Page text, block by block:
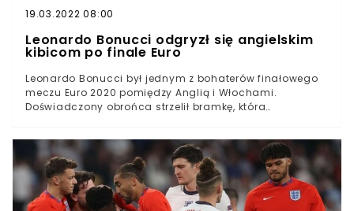
reprezentacji Włoch.
19.03.2022 08:00
Leonardo Bonucci odgryzł się angielskim
kibicom po finale Euro
Leonardo Bonucci był jednym z bohaterów finałowego
meczu Euro 2020 pomiędzy Anglią i Włochami.
Doświadczony obrońca strzelił bramkę, która
wbił szpilkę Anglikom, którzy byli przekonani, że to ich
drużyna zostanie nowym Mistrzem Europy.Włosi
pokonali Anglików w finale Euro 2020 i zostali Mistrzami
EuropyPo końcowym gwizdku jeden z bohaterów meczu,
Leonardo Bonucci, postanowił nieco ogryźć się